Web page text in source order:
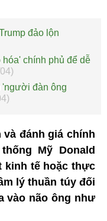
đảo lộn
chính phủ để dễ
'người đàn ông
đánh giá chính
Mỹ Donald
kinh tế hoặc thực
lý thuần túy đối
vào não ông như